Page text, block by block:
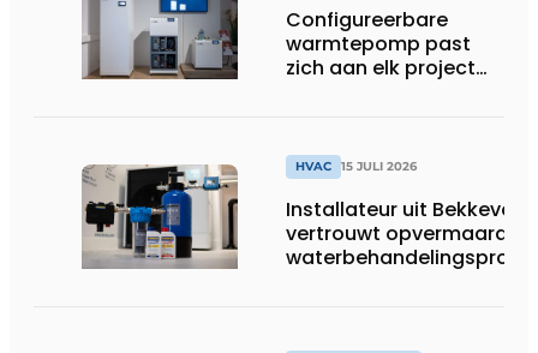
Configureerbare
warmtepomp past
zich aan elk project
HVAC 15 JULI 2026
Installateur uit
vertrouwt opvermaarde